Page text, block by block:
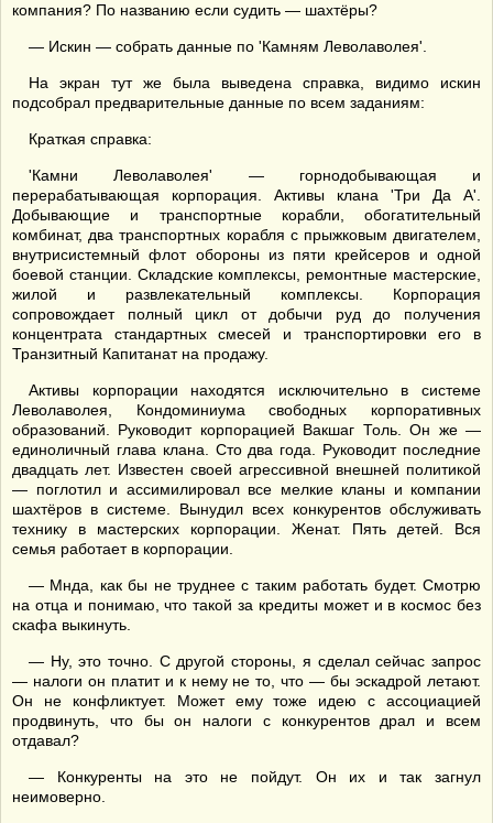
компания? По названию если судить — шахтёры?
— Искин — собрать данные по 'Камням Леволаволея'.
На экран тут же была выведена справка, видимо искин
подсобрал предварительные данные по всем заданиям:
Краткая справка:
'Камни Леволаволея' — горнодобывающая и
перерабатывающая корпорация. Активы клана 'Три Да А'.
Добывающие и транспортные корабли, обогатительный
комбинат, два транспортных корабля с прыжковым двигателем,
внутрисистемный флот обороны из пяти крейсеров и одной
боевой станции. Складские комплексы, ремонтные мастерские,
жилой и развлекательный комплексы. Корпорация
сопровождает полный цикл от добычи руд до получения
концентрата стандартных смесей и транспортировки его в
Транзитный Капитанат на продажу.
Активы корпорации находятся исключительно в системе
Леволаволея, Кондоминиума свободных корпоративных
образований. Руководит корпорацией Вакшаг Толь. Он же —
единоличный глава клана. Сто два года. Руководит последние
двадцать лет. Известен своей агрессивной внешней политикой
— поглотил и ассимилировал все мелкие кланы и компании
шахтёров в системе. Вынудил всех конкурентов обслуживать
технику в мастерских корпорации. Женат. Пять детей. Вся
семья работает в корпорации.
— Мнда, как бы не труднее с таким работать будет. Смотрю
на отца и понимаю, что такой за кредиты может и в космос без
скафа выкинуть.
— Ну, это точно. С другой стороны, я сделал сейчас запрос
— налоги он платит и к нему не то, что — бы эскадрой летают.
Он не конфликтует. Может ему тоже идею с ассоциацией
продвинуть, что бы он налоги с конкурентов драл и всем
отдавал?
— Конкуренты на это не пойдут. Он их и так загнул
неимоверно.